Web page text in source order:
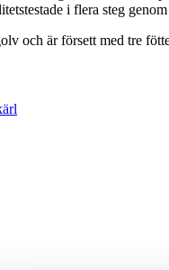
i flera steg
och är försett med tre